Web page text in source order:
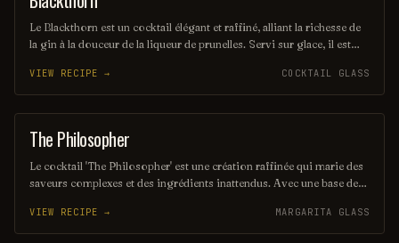
Le Blackthorn est un cocktail élégant et raffiné, alliant la richesse de
la gin à la douceur de la liqueur de prunelles. Servi sur glace, il est
équilibre parfaitement les saveurs. Ce mélange savoureux évoque
des notes fruitées et épicées, parfait pour les amateurs de cocktails
classiques.
VIEW RECIPE → COCKTAIL GLASS
COCKTAIL
The Philosopher
Le cocktail 'The Philosopher' est une création raffinée qui marie des
saveurs complexes et des ingrédients inattendus. Avec une base de
d'agrumes, il invite à la réflexion et à la contemplation. Ce breuvage
élégant est parfait pour ceux qui aiment savourer chaque gorgée
VIEW RECIPE → MARGARITA GLASS